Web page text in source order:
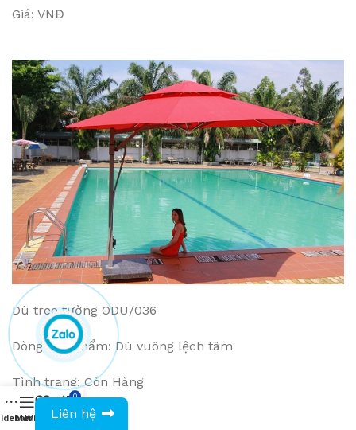
Giá: VNĐ
Dù treo tường ODU/036
Dòng sản phẩm: Dù vuông lệch tâm
Tình trạng: Còn Hàng
Giá: VNĐ
MenuWishlistCompare
0
Cart
Liên hệ
0943594386